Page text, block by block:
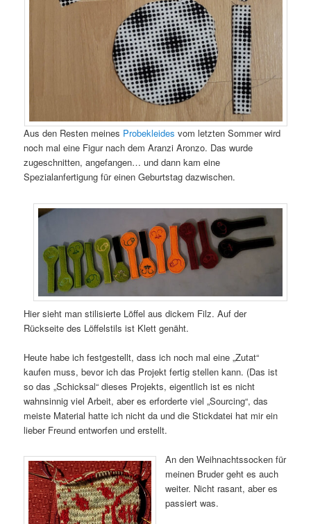
Aus den Resten meines Probekleides vom letzten Sommer wird
noch mal eine Figur nach dem Aranzi Aronzo. Das wurde
zugeschnitten, angefangen… und dann kam eine
Spezialanfertigung für einen Geburtstag dazwischen.
Hier sieht man stilisierte Löffel aus dickem Filz. Auf der
Rückseite des Löffelstils ist Klett genäht.
Heute habe ich festgestellt, dass ich noch mal eine „Zutat“
kaufen muss, bevor ich das Projekt fertig stellen kann. (Das ist
so das „Schicksal“ dieses Projekts, eigentlich ist es nicht
wahnsinnig viel Arbeit, aber es erforderte viel „Sourcing“, das
meiste Material hatte ich nicht da und die Stickdatei hat mir ein
lieber Freund entworfen und erstellt.
An den Weihnachtssocken für
meinen Bruder geht es auch
weiter. Nicht rasant, aber es
passiert was.